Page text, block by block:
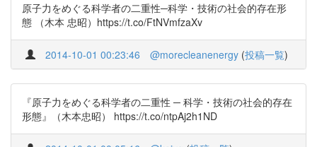
原子力をめぐる科学者の二重性─科学・技術の社会的存在形
態 （木本 忠昭）https://t.co/FtNVmfzaXv
2014-10-01 00:23:46 @morecleanenergy (投稿一覧)
『原子力をめぐる科学者の二重性 ─ 科学・技術の社会的存在
形態』（木本忠昭） https://t.co/ntpAj2h1ND